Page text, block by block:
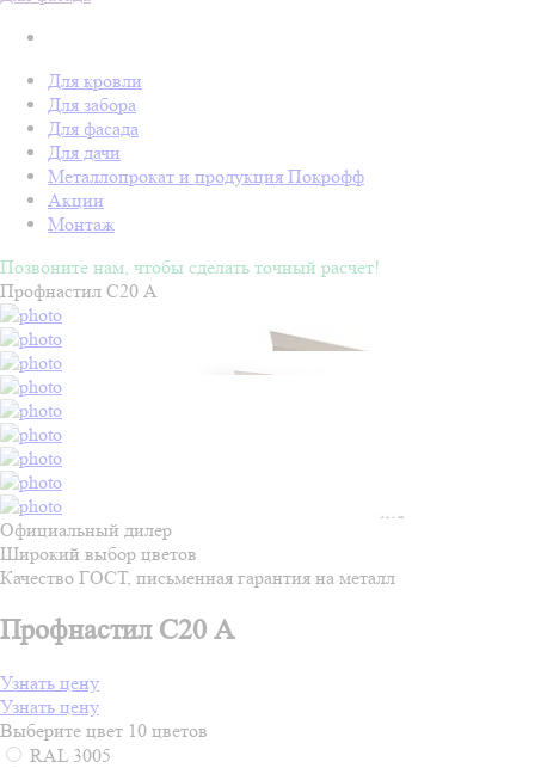
Для кровли
Для забора
Для фасада
Для дачи
Металлопрокат и продукция Покрофф
Акции
Монтаж
Позвоните нам, чтобы сделать точный расчет!
Профнастил С20 А
Официальный дилер
Широкий выбор цветов
Качество ГОСТ, письменная гарантия на металл
Профнастил С20 А
Узнать цену
Узнать цену
Выберите цвет 10 цветов
RAL 3005